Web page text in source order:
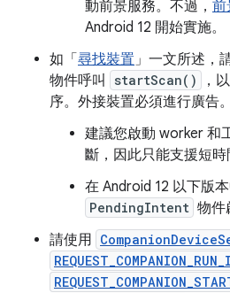
動前景服務。不過， 前
Android 12 開始實施。
如「尋找裝置 」一文所述，
物件呼叫 startScan()
，
序。外接裝置必須進行廣告。
建議您啟動 worker 和
斷，因此只能支援短時
在 Android 12 以下版
PendingIntent 物件
請使用